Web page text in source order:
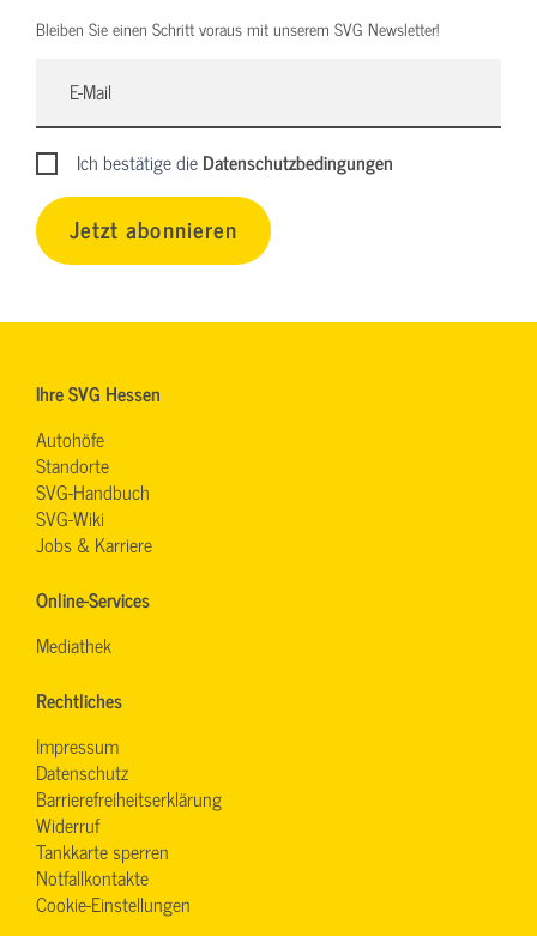
Bleiben Sie einen Schritt voraus mit unserem SVG Newsletter!
Ich bestätige dieDatenschutzbedingungen
Jetzt abonnieren
Ihre SVG Hessen
Autohöfe
Standorte
SVG-Handbuch
SVG-Wiki
Jobs & Karriere
Online-Services
Mediathek
Rechtliches
Impressum
Datenschutz
Barrierefreiheitserklärung
Widerruf
Tankkarte sperren
Notfallkontakte
Cookie-Einstellungen